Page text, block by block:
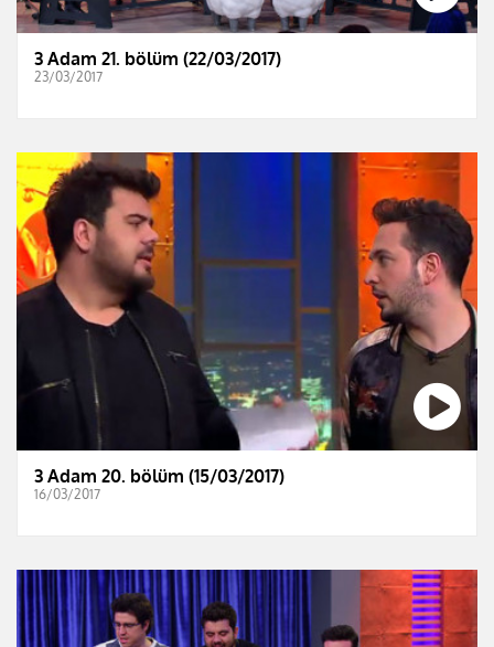
3 Adam 21. bölüm (22/03/2017)
23/03/2017
3 Adam 20. bölüm (15/03/2017)
16/03/2017